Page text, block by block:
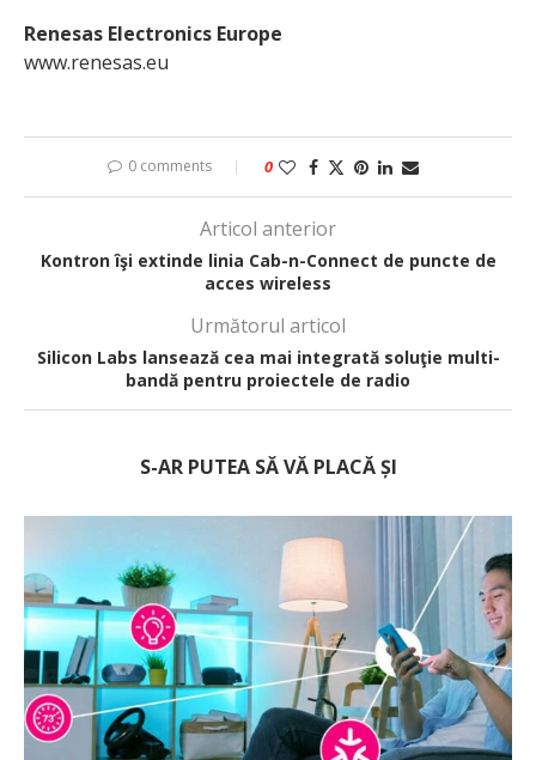
Renesas Electronics Europe
www.renesas.eu
0 comments 0
Articol anterior
Kontron îşi extinde linia Cab-n-Connect de puncte de
acces wireless
Următorul articol
Silicon Labs lansează cea mai integrată soluţie multi-
bandă pentru proiectele de radio
S-AR PUTEA SĂ VĂ PLACĂ ȘI